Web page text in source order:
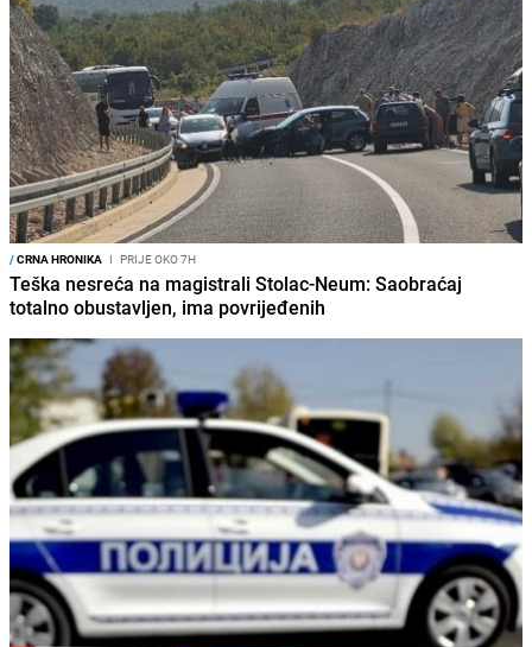
/CRNA HRONIKA I PRIJE OKO 7H
Teška nesreća na magistrali Stolac-Neum: Saobraćaj
totalno obustavljen, ima povrijeđenih